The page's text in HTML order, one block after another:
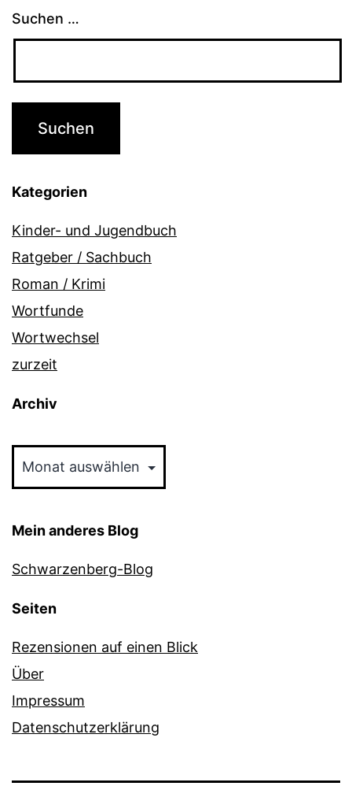
Suchen …
Kategorien
Kinder- und Jugendbuch
Ratgeber / Sachbuch
Roman / Krimi
Wortfunde
Wortwechsel
zurzeit
Archiv
Mein anderes Blog
Schwarzenberg-Blog
Seiten
Rezensionen auf einen Blick
Über
Impressum
Datenschutzerklärung